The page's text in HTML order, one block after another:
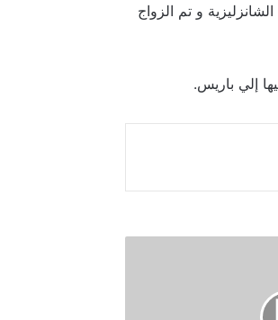
و تم الزواج
إلي باريس.